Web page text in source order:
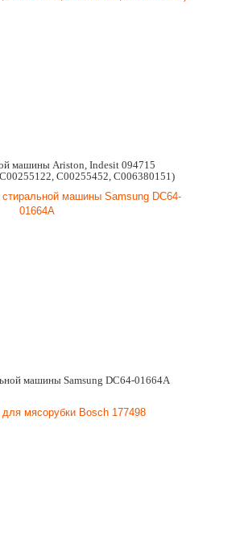
машины Ariston, Indesit 094715
C00255452, C006380151)
машины Samsung DC64-01664A